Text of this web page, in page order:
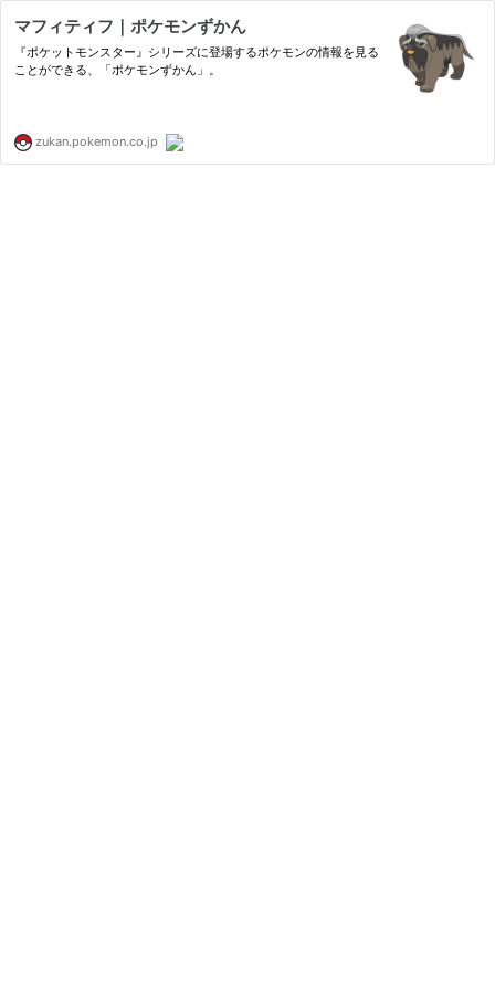
マフィティフ｜ポケモンずかん
『ポケットモンスター』シリーズに登場するポケモンの情報を見る
ことができる、「ポケモンずかん」。
zukan.pokemon.co.jp